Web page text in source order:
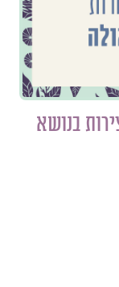
בנושא